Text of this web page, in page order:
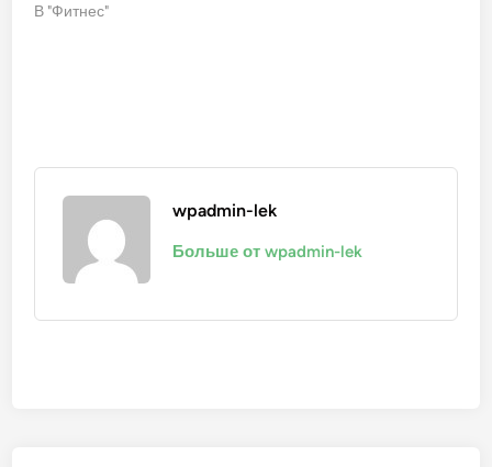
В "Фитнес"
wpadmin-lek
Больше от wpadmin-lek